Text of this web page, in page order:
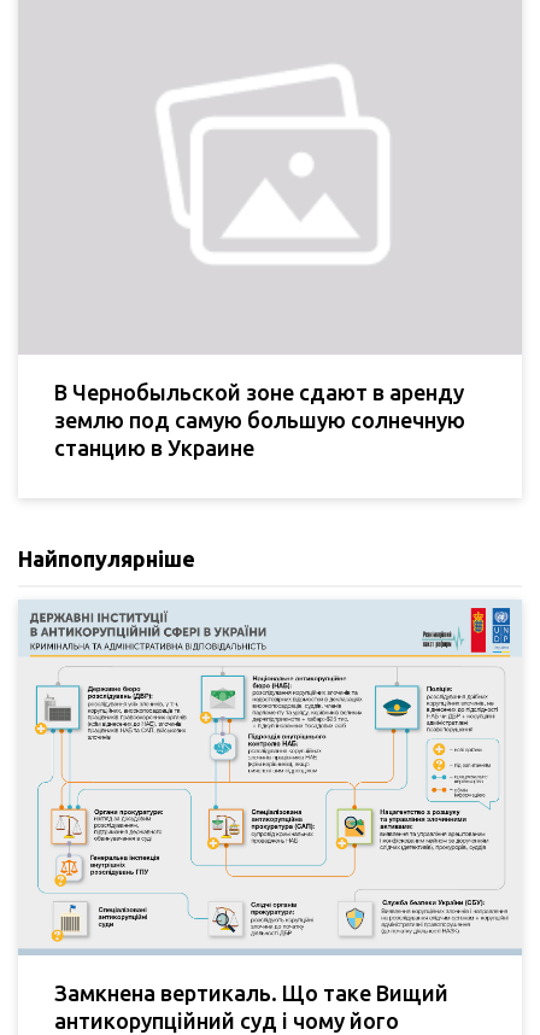
В Чернобыльской зоне сдают в аренду
землю под самую большую солнечную
станцию в Украине
Найпопулярніше
Замкнена вертикаль. Що таке Вищий
антикорупційний суд і чому його